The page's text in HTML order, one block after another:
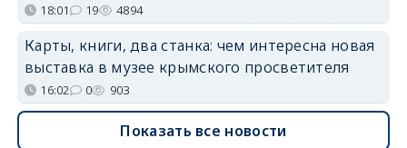
18:01 19 4894
Карты, книги, два станка: чем интересна новая
выставка в музее крымского просветителя
16:02 0 903
Показать все новости